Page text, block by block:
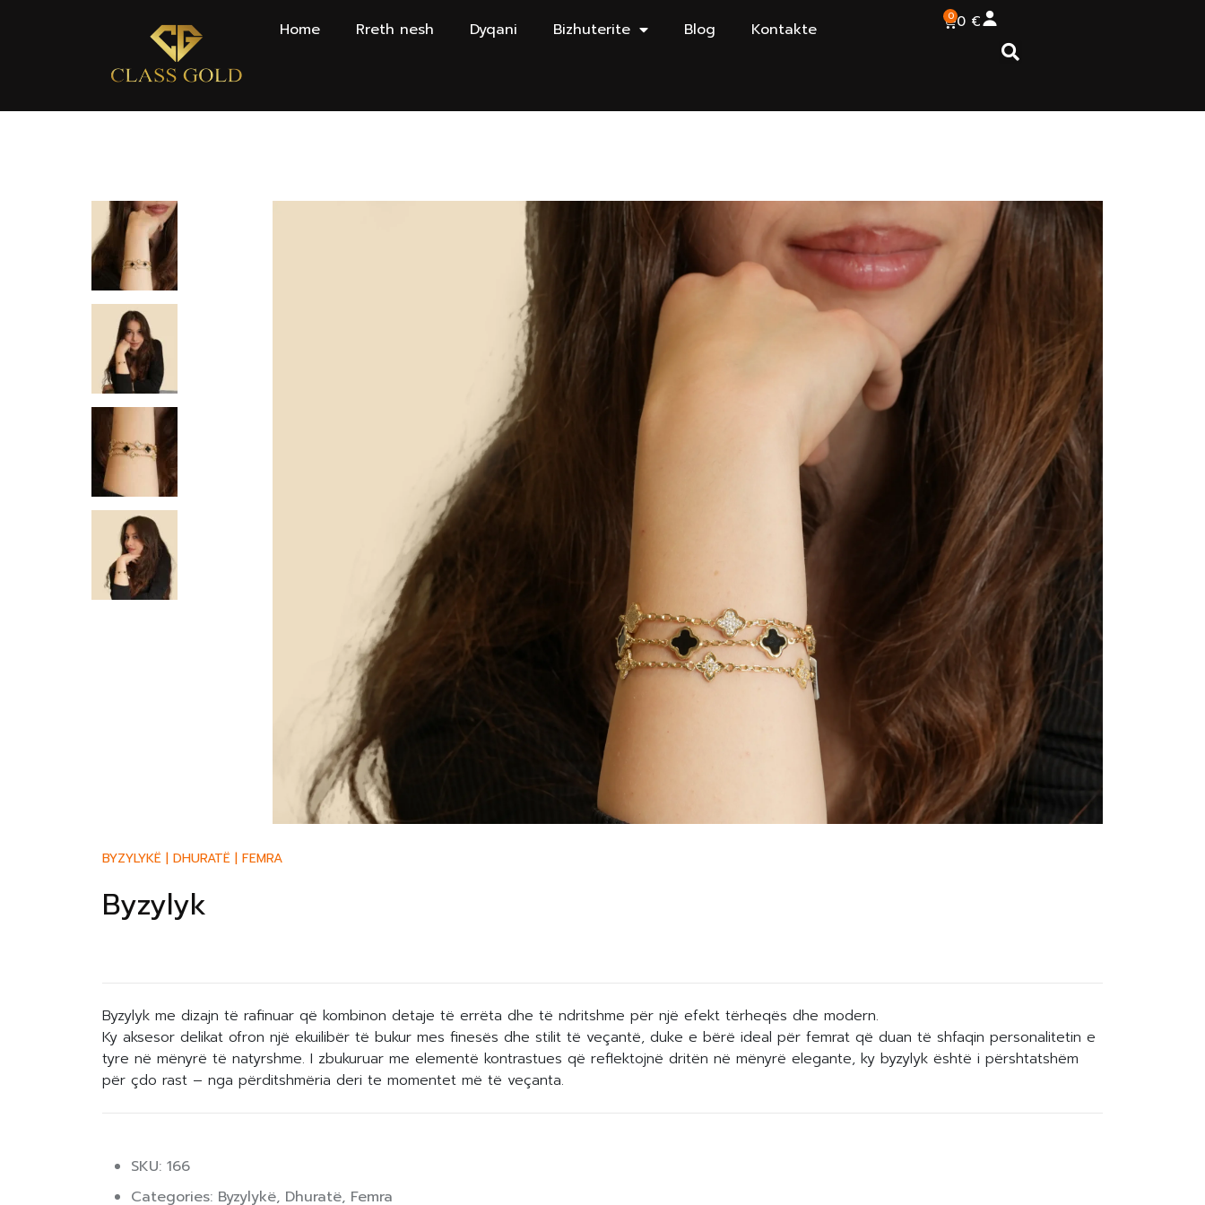
Home Rreth nesh Dyqani Bizhuterite Blog Kontakte 0 €
0
BYZYLYKË | DHURATË | FEMRA
Byzylyk
Byzylyk me dizajn të rafinuar që kombinon detaje të errëta dhe të ndritshme për një efekt tërheqës dhe modern.
Ky aksesor delikat ofron një ekuilibër të bukur mes finesës dhe stilit të veçantë, duke e bërë ideal për femrat që duan të shfaqin personalitetin e
tyre në mënyrë të natyrshme. I zbukuruar me elementë kontrastues që reflektojnë dritën në mënyrë elegante, ky byzylyk është i përshtatshëm
për çdo rast – nga përditshmëria deri te momentet më të veçanta.
SKU: 166
Categories: Byzylykë, Dhuratë, Femra